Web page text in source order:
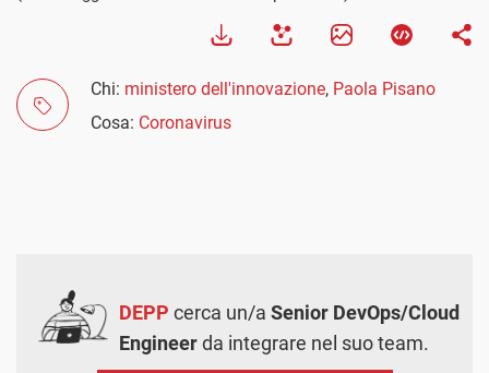
Chi: ministero dell'innovazione, Paola Pisano
Cosa: Coronavirus
DEPP cerca un/a Senior DevOps/Cloud
Engineerda integrare nel suo team.